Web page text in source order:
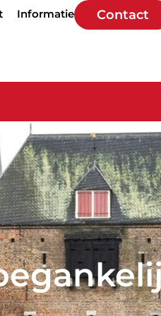
Informatie Contact